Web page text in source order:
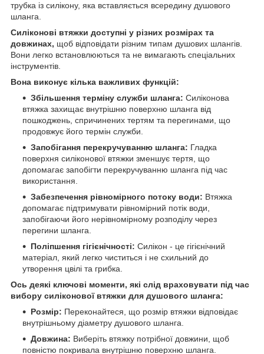
трубка із силікону, яка вставляється всередину душового
шланга.
Силіконові втяжки доступні у різних розмірах та
довжинах, щоб відповідати різним типам душових шлангів.
Вони легко встановлюються та не вимагають спеціальних
інструментів.
Вона виконує кілька важливих функцій:
Збільшення терміну служби шланга: Силіконова
втяжка захищає внутрішню поверхню шланга від
пошкоджень, спричинених тертям та перегинами, що
продовжує його термін служби.
Запобігання перекручуванню шланга: Гладка
поверхня силіконової втяжки зменшує тертя, що
допомагає запобігти перекручуванню шланга під час
використання.
Забезпечення рівномірного потоку води: Втяжка
допомагає підтримувати рівномірний потік води,
запобігаючи його нерівномірному розподілу через
перегини шланга.
Поліпшення гігієнічності: Силікон - це гігієнічний
матеріал, який легко чиститься і не схильний до
утворення цвілі та грибка.
Ось деякі ключові моменти, які слід враховувати під час
вибору силіконової втяжки для душового шланга:
Розмір: Переконайтеся, що розмір втяжки відповідає
внутрішньому діаметру душового шланга.
Довжина: Виберіть втяжку потрібної довжини, щоб
повністю покривала внутрішню поверхню шланга.